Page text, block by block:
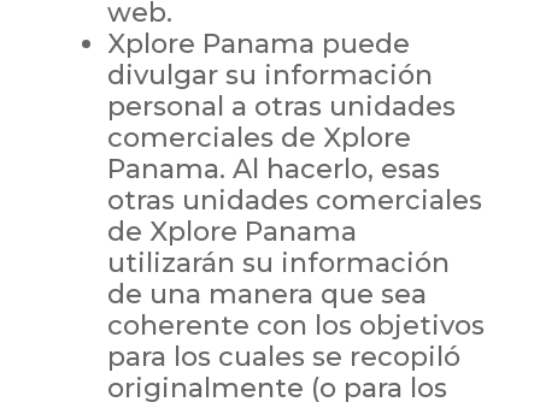
web.
Xplore Panama puede
divulgar su información
personal a otras unidades
comerciales de Xplore
Panama. Al hacerlo, esas
otras unidades comerciales
de Xplore Panama
utilizarán su información
de una manera que sea
coherente con los objetivos
para los cuales se recopiló
originalmente (o para los